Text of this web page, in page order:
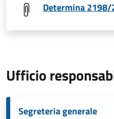
Determina 2198/
Ufficio
Segreteria generale